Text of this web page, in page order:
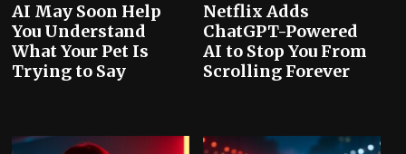
AI May Soon Help
You Understand
What Your Pet Is
Trying to Say
Netflix Adds
ChatGPT-Powered
AI to Stop You From
Scrolling Forever